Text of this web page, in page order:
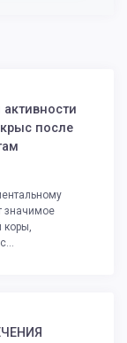
после
значимое
коры,